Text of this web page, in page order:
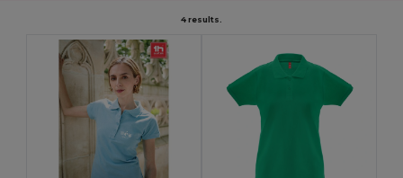
4 results.